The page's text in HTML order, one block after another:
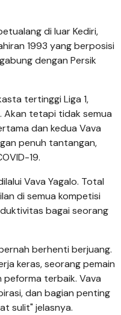
di luar Kediri,
1993 yang berposisi
dengan Persik
tertinggi Liga 1,
Akan tetapi tidak semua
dan kedua Vava
penuh tantangan,
19.
Vava Yagalo. Total
di semua kompetisi
bagai seorang
berhenti berjuang.
keras, seorang pemain
terbaik. Vava
dan bagian penting
sulit" jelasnya.